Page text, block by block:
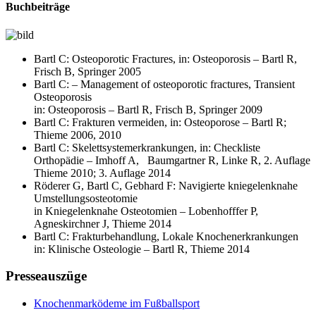
Buchbeiträge
Bartl C: Osteoporotic Fractures, in: Osteoporosis – Bartl R,
Frisch B, Springer 2005
Bartl C: – Management of osteoporotic fractures, Transient
Osteoporosis
in: Osteoporosis – Bartl R, Frisch B, Springer 2009
Bartl C: Frakturen vermeiden, in: Osteoporose – Bartl R;
Thieme 2006, 2010
Bartl C: Skelettsystemerkrankungen, in: Checkliste
Orthopädie – Imhoff A, Baumgartner R, Linke R, 2. Auflage
Thieme 2010; 3. Auflage 2014
Röderer G, Bartl C, Gebhard F: Navigierte kniegelenknahe
Umstellungsosteotomie
in Kniegelenknahe Osteotomien – Lobenhofffer P,
Agneskirchner J, Thieme 2014
Bartl C: Frakturbehandlung, Lokale Knochenerkrankungen
in: Klinische Osteologie – Bartl R, Thieme 2014
Presseauszüge
Knochenmarködeme im Fußballsport